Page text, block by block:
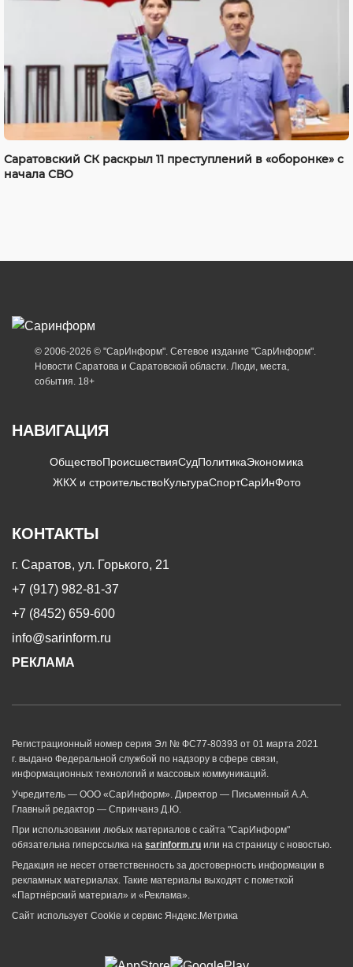
Саратовский СК раскрыл 11 преступлений в «оборонке» с
начала СВО
© 2006-2026 © "СарИнформ". Сетевое издание "СарИнформ".
Новости Саратова и Саратовской области. Люди, места,
события. 18+
НАВИГАЦИЯ
ОбществоПроисшествияСудПолитикаЭкономика
ЖКХ и строительствоКультураСпортСарИнФото
КОНТАКТЫ
г. Саратов, ул. Горького, 21
+7 (917) 982-81-37
+7 (8452) 659-600
info@sarinform.ru
РЕКЛАМА
Регистрационный номер серия Эл № ФС77-80393 от 01 марта 2021
г. выдано Федеральной службой по надзору в сфере связи,
информационных технологий и массовых коммуникаций.
Учредитель — ООО «СарИнформ». Директор — Письменный А.А.
Главный редактор — Спринчанэ Д.Ю.
При использовании любых материалов с сайта "СарИнформ"
обязательна гиперссылка на sarinform.ru или на страницу с новостью.
Редакция не несет ответственность за достоверность информации в
рекламных материалах. Такие материалы выходят с пометкой
«Партнёрский материал» и «Реклама».
Сайт использует Cookie и сервиc Яндекс.Метрика